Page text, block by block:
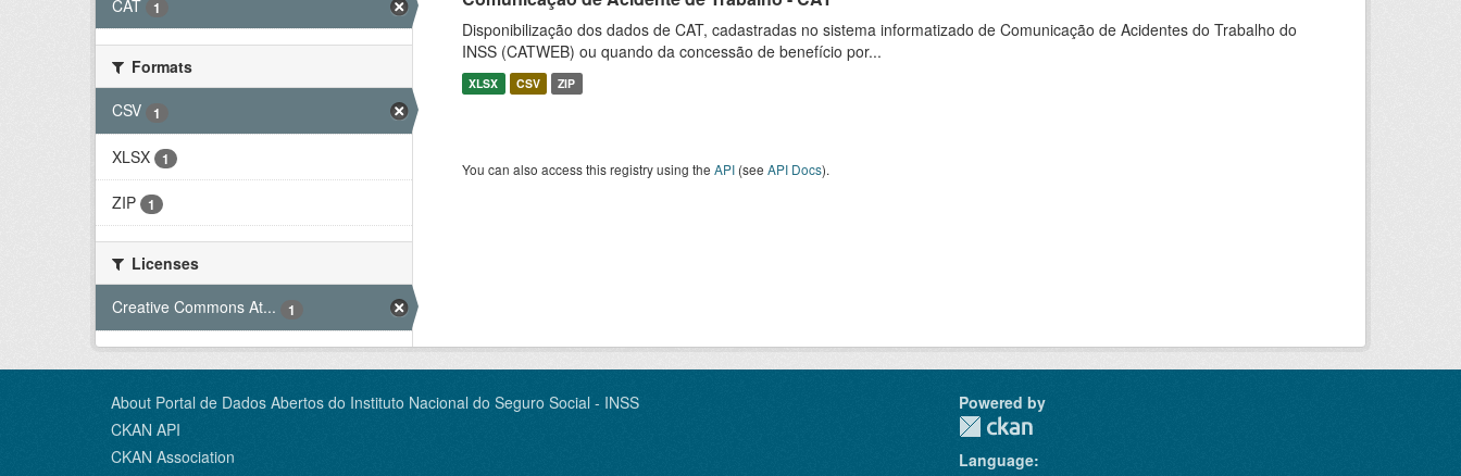
CAT 1
Formats
CSV
1
XLSX 1
ZIP 1
Licenses
Creative Commons At...
1
Disponibilização dos dados de CAT, cadastradas no sistema informatizado de Comunicação de Acidentes do Trabalho do
INSS (CATWEB) ou quando da concessão de benefício por...
XLSX CSV ZIP
You can also access this registry using the API (see API Docs).
About Portal de Dados Abertos do Instituto Nacional do Seguro Social - INSS
CKAN API
CKAN Association
Powered by
Language